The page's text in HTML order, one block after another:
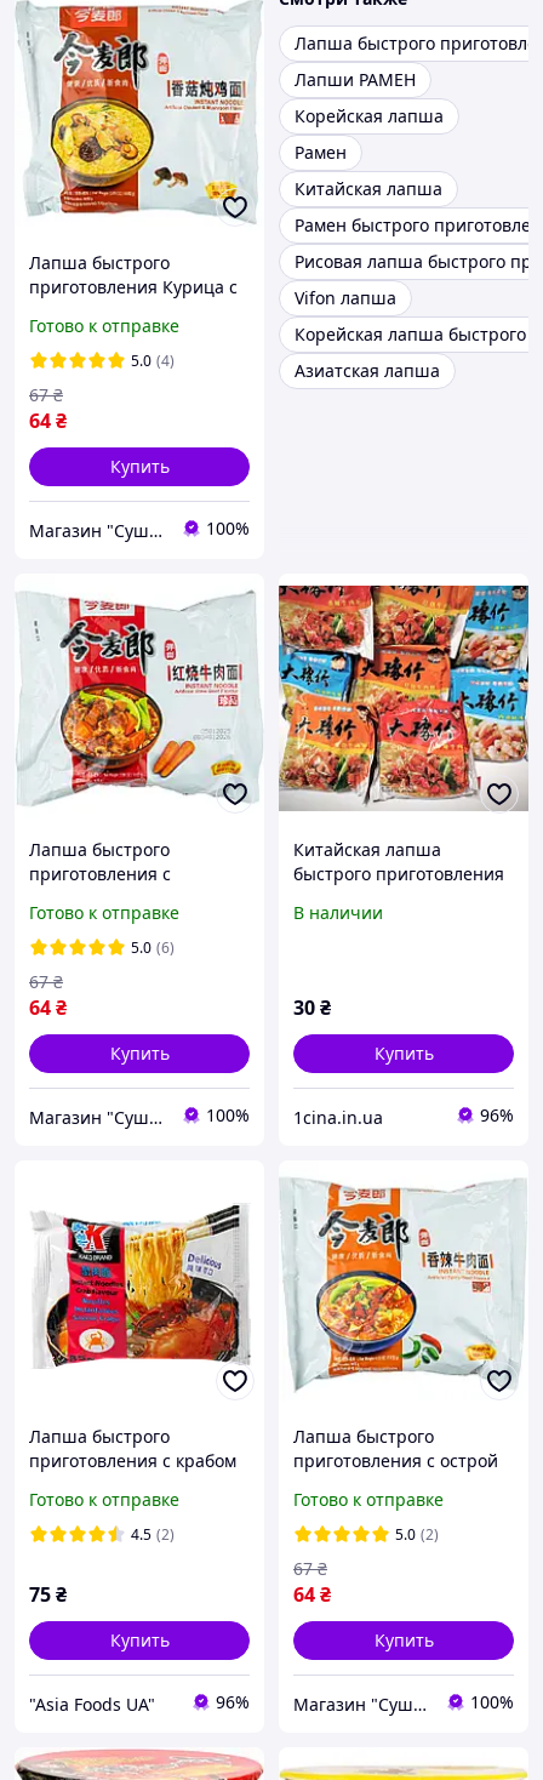
Лапша быстрого
приготовления Курица с
Готово к отправке
5.0 (4)
64₴
67 ₴
Купить
Магазин "Суши Повар" 100%
Лапша быстрого
Лапши РАМЕН
Корейская лапша
Рамен
Китайская лапша
Рамен быстрого
Рисовая лапша быстрого
Vifon лапша
Корейская лапша быстрого
Азиатская лапша
Лапша быстрого
приготовления с
Готово к отправке
5.0 (6)
64₴
67 ₴
Купить
Магазин "Суши Повар" 100%
Китайская лапша
быстрого приготовления
в пачке)
В наличии
30₴
Купить
1cina.in.ua 96%
Лапша быстрого
приготовления с крабом
Готово к отправке
4.5 (2)
75₴
Купить
"Asia Foods UA" 96%
Лапша быстрого
приготовления с острой
Готово к отправке
5.0 (2)
64₴
67 ₴
Купить
Магазин "Суши Повар" 100%